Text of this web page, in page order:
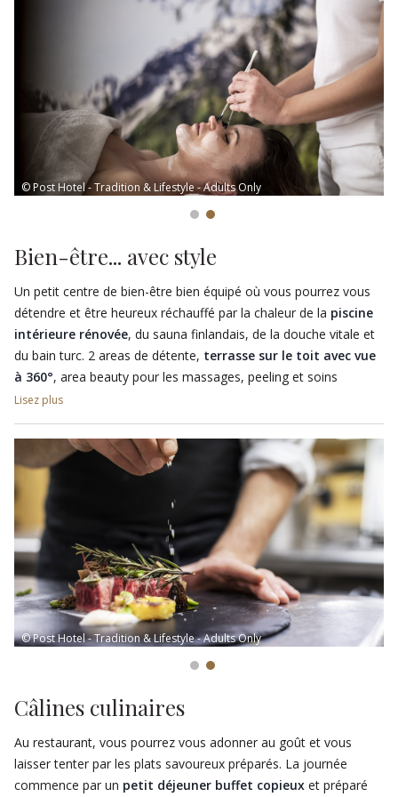
© Post Hotel - Tradition & Lifestyle - Adults Only
Bien-être... avec style
Un petit centre de bien-être bien équipé où vous pourrez vous
détendre et être heureux réchauffé par la chaleur de la piscine
intérieure rénovée, du sauna finlandais, de la douche vitale et
du bain turc. 2 areas de détente, terrasse sur le toit avec vue
à 360°, area beauty pour les massages, peeling et soins
bénéfiques où éliminer les préoccupations quotidiennes avec les
précieuses lignes de produits !QMS e Beauty Line.
En outre, spéciaux forfaits pour lui et forfaits de bien-être de
oasis de détente à l’extérieurepour un
bain de soleil en face de la piscine (seulement en été).
Lisez plus
© Post Hotel - Tradition & Lifestyle - Adults Only
Câlines culinaires
Au restaurant, vous pourrez vous adonner au goût et vous
laisser tenter par les plats savoureux préparés. La journée
commence par un petit déjeuner buffet copieux et préparé